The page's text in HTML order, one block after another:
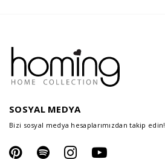
SOSYAL MEDYA
Bizi sosyal medya hesaplarımızdan takip edin!